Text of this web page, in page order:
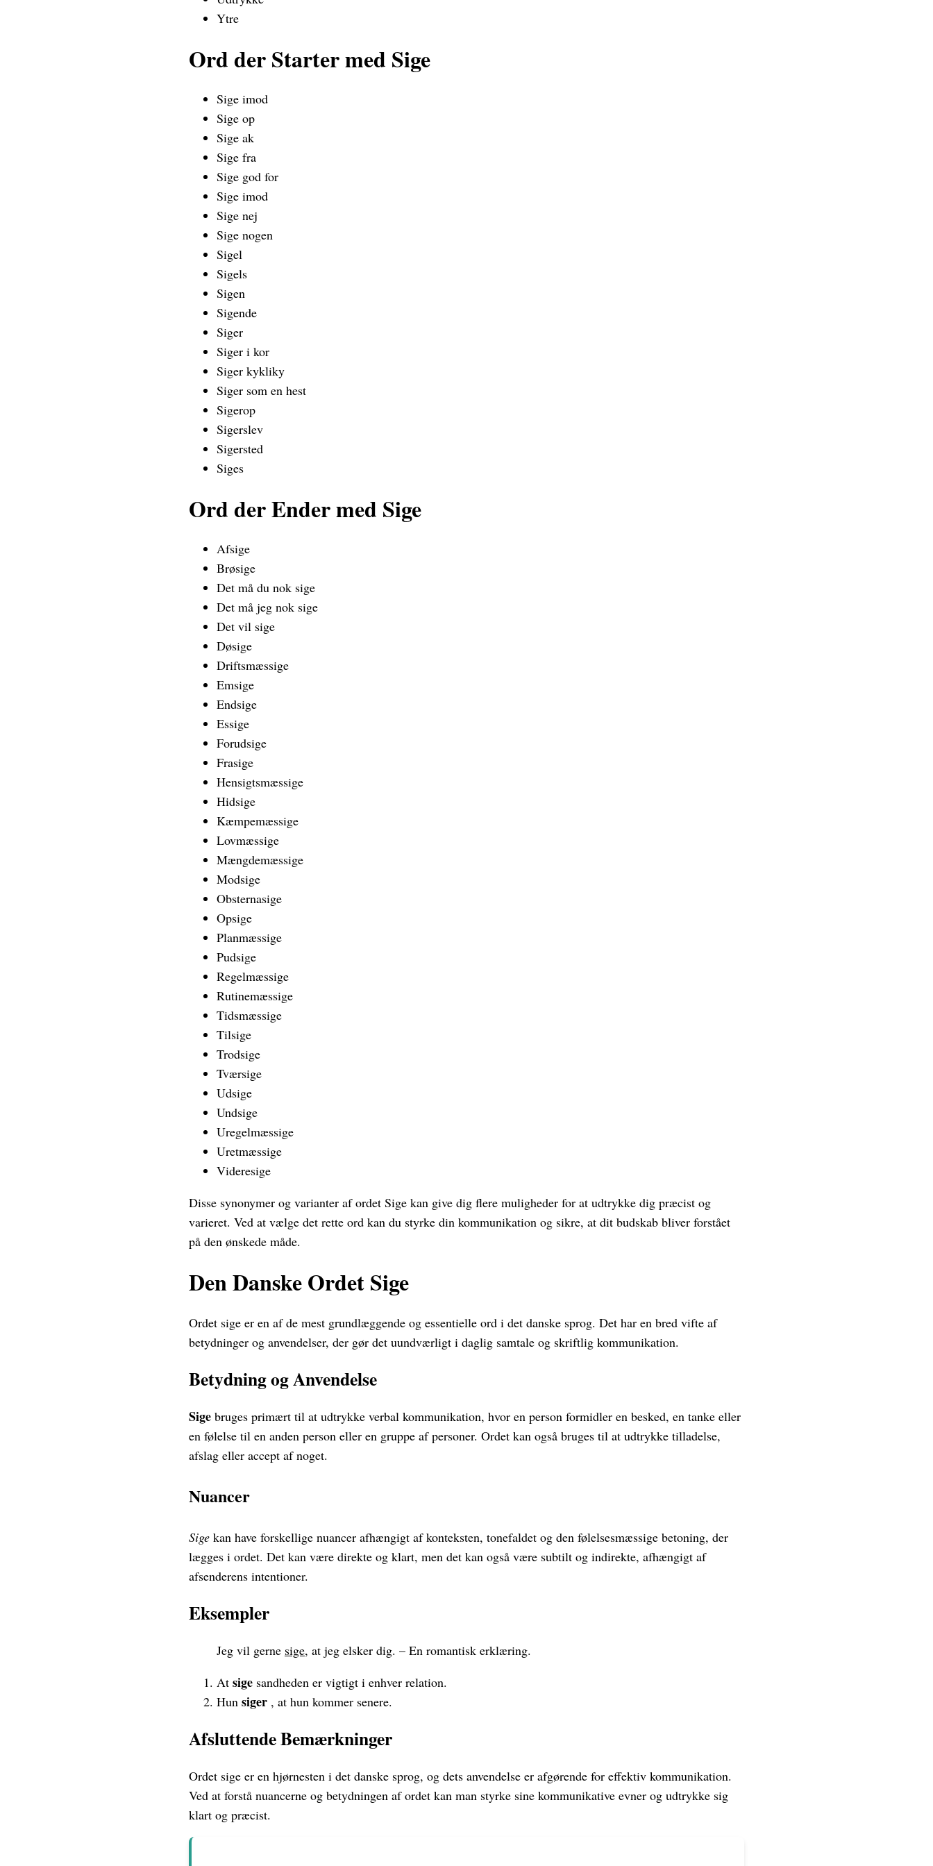
Ytre
Ord der Starter med Sige
Sige imod
Sige op
Sige ak
Sige fra
Sige god for
Sige imod
Sige nej
Sige nogen
Sigel
Sigels
Sigen
Sigende
Siger
Siger i kor
Siger kykliky
Siger som en hest
Sigerop
Sigerslev
Sigersted
Siges
Ord der Ender med Sige
Afsige
Brøsige
Det må du nok sige
Det må jeg nok sige
Det vil sige
Døsige
Driftsmæssige
Emsige
Endsige
Essige
Forudsige
Frasige
Hensigtsmæssige
Hidsige
Kæmpemæssige
Lovmæssige
Mængdemæssige
Modsige
Obsternasige
Opsige
Planmæssige
Pudsige
Regelmæssige
Rutinemæssige
Tidsmæssige
Tilsige
Trodsige
Tværsige
Udsige
Undsige
Uregelmæssige
Uretmæssige
Videresige
Disse synonymer og varianter af ordet Sige kan give dig flere muligheder for at udtrykke dig præcist og
varieret. Ved at vælge det rette ord kan du styrke din kommunikation og sikre, at dit budskab bliver forstået
på den ønskede måde.
Den Danske Ordet Sige
Ordet sige er en af de mest grundlæggende og essentielle ord i det danske sprog. Det har en bred vifte af
betydninger og anvendelser, der gør det uundværligt i daglig samtale og skriftlig kommunikation.
Betydning og Anvendelse
Sige bruges primært til at udtrykke verbal kommunikation, hvor en person formidler en besked, en tanke eller
en følelse til en anden person eller en gruppe af personer. Ordet kan også bruges til at udtrykke tilladelse,
afslag eller accept af noget.
Nuancer
Sige kan have forskellige nuancer afhængigt af konteksten, tonefaldet og den følelsesmæssige betoning, der
lægges i ordet. Det kan være direkte og klart, men det kan også være subtilt og indirekte, afhængigt af
afsenderens intentioner.
Eksempler
Jeg vil gerne sige, at jeg elsker dig. – En romantisk erklæring.
At sige sandheden er vigtigt i enhver relation.
Hun siger , at hun kommer senere.
Afsluttende Bemærkninger
Ordet sige er en hjørnesten i det danske sprog, og dets anvendelse er afgørende for effektiv kommunikation.
Ved at forstå nuancerne og betydningen af ordet kan man styrke sine kommunikative evner og udtrykke sig
klart og præcist.